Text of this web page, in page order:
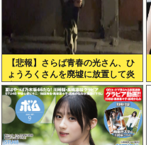
【悲報】さらば青春の光さん、ひ
ょうろくさんを廃墟に放置して炎
上www